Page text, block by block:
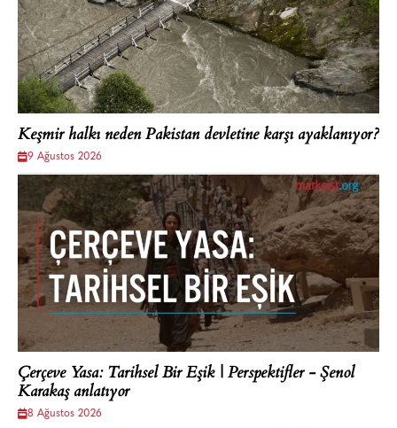
Keşmir halkı neden Pakistan devletine karşı ayaklanıyor?
9 Ağustos 2026
Çerçeve Yasa: Tarihsel Bir Eşik | Perspektifler - Şenol
Karakaş anlatıyor
8 Ağustos 2026